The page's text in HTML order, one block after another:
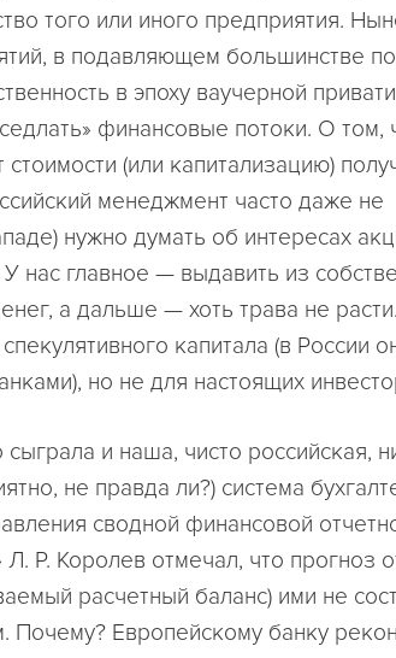
того или иного предприятия.
в подавляющем большинстве
в эпоху ваучерной
финансовые потоки. О том,
стоимости (или капитализацию)
менеджмент часто даже не
нужно думать об интересах
нас главное — выдавить из
а дальше — хоть трава не
капитала (в России
но не для настоящих
и наша, чисто российская,
не правда ли?) система
сводной финансовой
Р. Королев отмечал, что прогноз
расчетный баланс) ими не
Европейскому банку